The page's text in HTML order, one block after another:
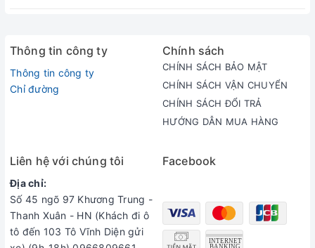
CS1: số 45 ngõ 97 Khương Trung - Thanh Xuân - HN
(Khách đi ô tô đến 103 Tô Vĩnh Diện gửi xe) (9h-21h)
0966809661
CS2: 285/62 Đường Cách Mạng Tháng 8, Phường 12, Q.10,
Thông tin công ty
Thông tin công ty
Chỉ đường
Chính sách
CHÍNH SÁCH BẢO MẬT
CHÍNH SÁCH VẬN CHUYỂN
CHÍNH SÁCH ĐỔI TRẢ
HƯỚNG DẪN MUA HÀNG
Liên hệ với chúng tôi
Địa chỉ:
Số 45 ngõ 97 Khương Trung -
Thanh Xuân - HN (Khách đi ô
tô đến 103 Tô Vĩnh Diện gửi
Facebook